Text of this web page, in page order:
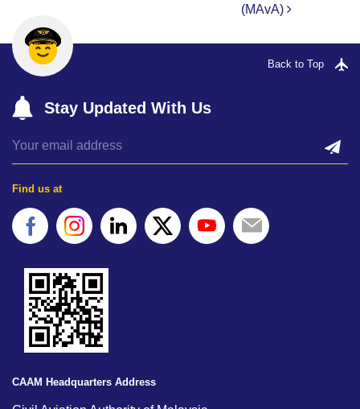
(MAvA)
Back to Top
Stay Updated With Us
Find us at
CAAM Headquarters Address